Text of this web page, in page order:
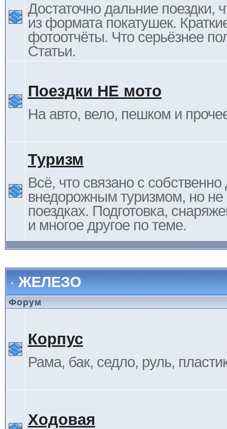
Достаточно дальние поездки,
из формата покатушек.
фотоотчёты. Что серьёзнее
Статьи.
Поездки НЕ мото
На авто, вело, пешком и
Туризм
Всё, что связано с
внедорожным туризмом, но не
поездках. Подготовка,
и многое другое по теме.
ЖЕЛЕЗО
Форум
Корпус
Рама, бак, седло, руль,
Ходовая